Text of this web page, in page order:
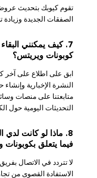
تقوم كيوبك بتحديث
الصفقات الجديدة وزيادة
7. كيف يمكنني
كوبونات ويريتس؟
ابق على اطلاع على آخر
النشرة الإخبارية
متابعتنا على منصات
التحديثات اليومية حول
8. ماذا لو كانت
فيما يتعلق
لا تتردد في الاتصال
الاستفادة القصوى من